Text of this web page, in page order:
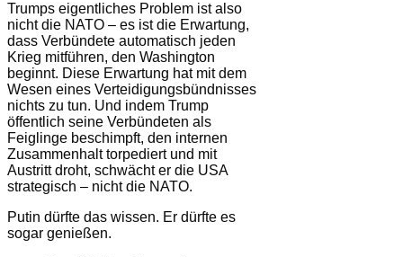
Trumps eigentliches Problem ist also
nicht die NATO – es ist die Erwartung,
dass Verbündete automatisch jeden
Krieg mitführen, den Washington
beginnt. Diese Erwartung hat mit dem
Wesen eines Verteidigungsbündnisses
nichts zu tun. Und indem Trump
öffentlich seine Verbündeten als
Feiglinge beschimpft, den internen
Zusammenhalt torpediert und mit
Austritt droht, schwächt er die USA
strategisch – nicht die NATO.
Putin dürfte das wissen. Er dürfte es
sogar genießen.